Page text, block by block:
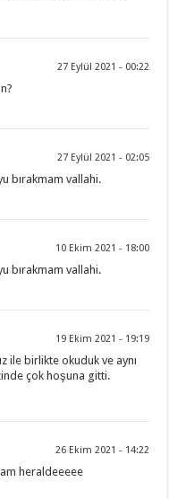
27 Eylül 2021 - 00:22
27 Eylül 2021 - 02:05
bırakmam vallahi.
10 Ekim 2021 - 18:00
bırakmam vallahi.
19 Ekim 2021 - 19:19
ile birlikte okuduk ve aynı
çok hoşuna gitti.
26 Ekim 2021 - 14:22
heraldeeeee